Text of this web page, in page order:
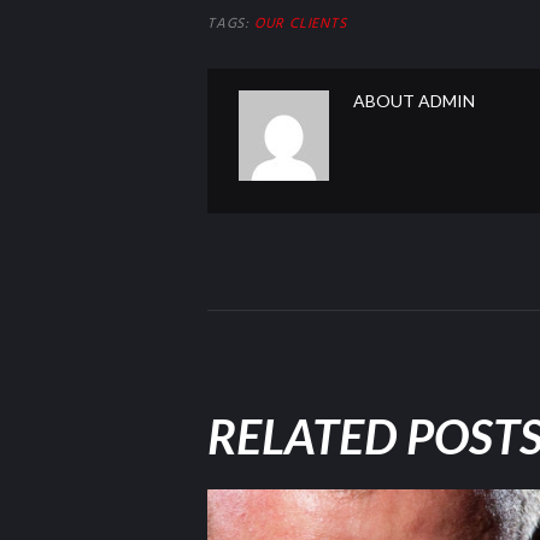
TAGS: OUR CLIENTS
ABOUT ADMIN
RELATED